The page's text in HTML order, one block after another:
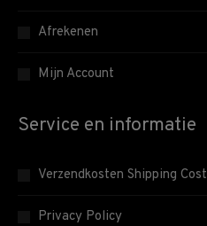
Afrekenen
Mijn Account
Service en informatie
Verzendkosten Shipping Cost
Privacy Policy